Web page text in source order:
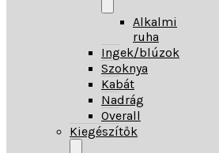
Alkalmi
ruha
Ingek/blúzok
Szoknya
Kabát
Nadrág
Overall
Kiegészítők